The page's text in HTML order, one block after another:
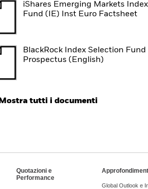
iShares Emerging Markets Index
Fund (IE) Inst Euro Factsheet
BlackRock Index Selection Fund
Prospectus (English)
Mostra tutti i documenti
Quotazioni e
Performance
Global Outlook e